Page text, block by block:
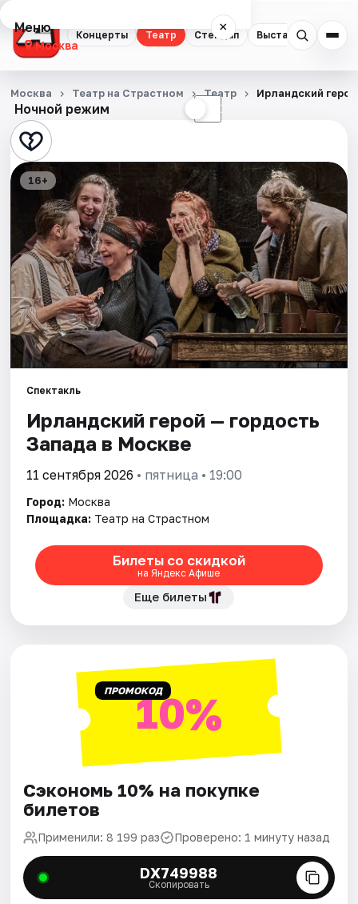
Концерты Театр Стендап Выставки
Меню ×
Москва
Концерты
Театр
Стендап
Выставки
Квесты
Экскурсии
Спорт
События
Площадки
Артисты
Рейтинги
Ночной режим ☾
Москва Театр на Страстном Театр Ирландский
16+
Спектакль
Ирландский герой — гордость
Запада в Москве
11 сентября 2026 • пятница • 19:00
Город: Москва
Площадка: Театр на Страстном
Билеты со скидкой
на Яндекс Афише
Еще билеты
ПРОМОКОД10%
Сэкономь 10% на покупке
билетов
Применили: 8 199 раз Проверено: 1 минуту назад
DX749988
Скопировать